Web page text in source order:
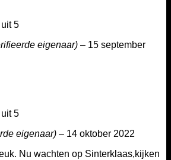
uit 5
eigenaar) – 15 september
uit 5
eigenaar) – 14 oktober 2022
Nu wachten op Sinterklaas,kijken